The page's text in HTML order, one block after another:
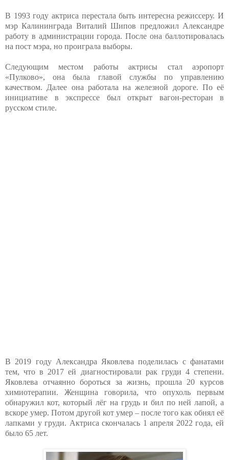
В 1993 году актриса перестала быть интересна режиссеру. И
мэр Калининграда Виталий Шипов предложил Александре
работу в администрации города. После она баллотировалась
на пост мэра, но проиграла выборы.
Следующим местом работы актрисы стал аэропорт
«Пулково», она была главой службы по управлению
качеством. Далее она работала на железной дороге. По её
инициативе в экспрессе был открыт вагон-ресторан в
русском стиле.
В 2019 году Александра Яковлева поделилась с фанатами
тем, что в 2017 ей диагностировали рак груди 4 степени.
Яковлева отчаянно бороться за жизнь, прошла 20 курсов
химиотерапии. Женщина говорила, что опухоль первым
обнаружил кот, который лёг на грудь и бил по ней лапой, а
вскоре умер. Потом другой кот умер – после того как обнял её
лапками у груди. Актриса скончалась 1 апреля 2022 года, ей
было 65 лет.